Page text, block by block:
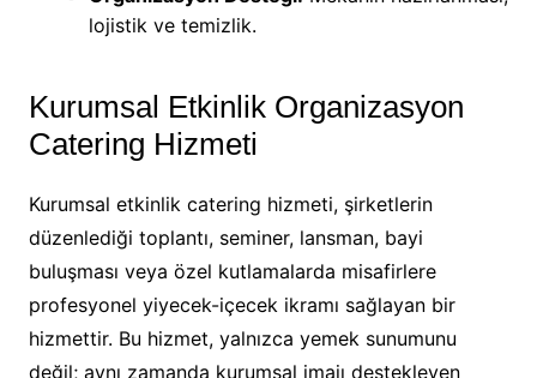
lojistik ve temizlik.
Kurumsal Etkinlik Organizasyon
Catering Hizmeti
Kurumsal etkinlik catering hizmeti, şirketlerin
düzenlediği toplantı, seminer, lansman, bayi
buluşması veya özel kutlamalarda misafirlere
profesyonel yiyecek-içecek ikramı sağlayan bir
hizmettir. Bu hizmet, yalnızca yemek sunumunu
değil; aynı zamanda kurumsal imajı destekleyen